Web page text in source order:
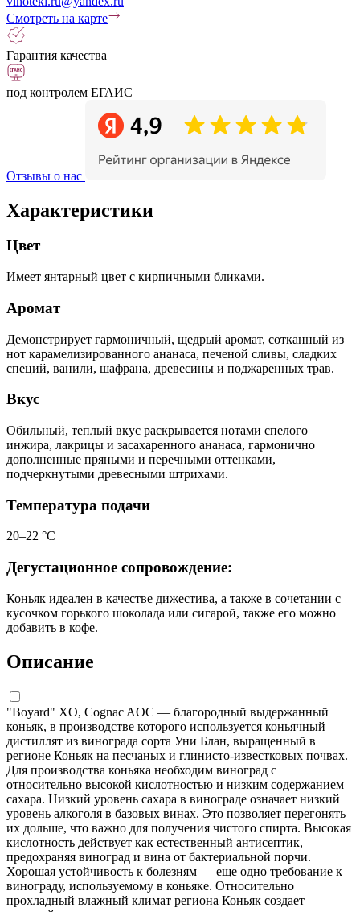
Смотреть на карте
Гарантия качества
под контролем ЕГАИС
Отзывы о нас
Характеристики
Цвет
Имеет янтарный цвет с кирпичными бликами.
Аромат
Демонстрирует гармоничный, щедрый аромат, сотканный из
нот карамелизированного ананаса, печеной сливы, сладких
специй, ванили, шафрана, древесины и поджаренных трав.
Вкус
Обильный, теплый вкус раскрывается нотами спелого
инжира, лакрицы и засахаренного ананаса, гармонично
дополненные пряными и перечными оттенками,
подчеркнутыми древесными штрихами.
Температура подачи
20–22 °С
Дегустационное сопровождение:
Коньяк идеален в качестве дижестива, а также в сочетании с
кусочком горького шоколада или сигарой, также его можно
добавить в кофе.
Описание
"Boyard" XO, Cognac AOC — благородный выдержанный
коньяк, в производстве которого используется коньячный
дистиллят из винограда сорта Уни Блан, выращенный в
регионе Коньяк на песчаных и глинисто-известковых почвах.
Для производства коньяка необходим виноград с
относительно высокой кислотностью и низким содержанием
сахара. Низкий уровень сахара в винограде означает низкий
уровень алкоголя в базовых винах. Это позволяет перегонять
их дольше, что важно для получения чистого спирта. Высокая
кислотность действует как естественный антисептик,
предохраняя виноград и вина от бактериальной порчи.
Хорошая устойчивость к болезням — еще одно требование к
винограду, используемому в коньяке. Относительно
прохладный влажный климат региона Коньяк создает